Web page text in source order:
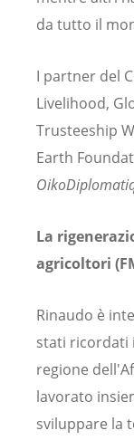
da tutto il
I partner del
Livelihood,
Trusteeship
Earth
La
agricoltori
Rinaudo è
stati ricordati
regione
lavorato
sviluppare la